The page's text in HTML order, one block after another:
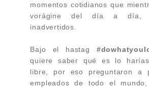
momentos cotidianos que
vorágine del día a día,
inadvertidos.
Bajo el hastag
quiere saber qué es lo
libre, por eso preguntaron a
empleados de todo el